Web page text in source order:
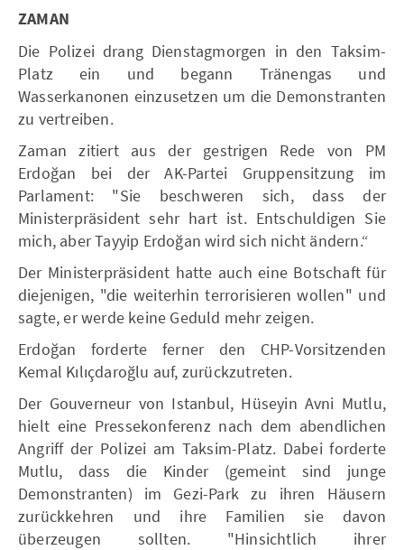
ZAMAN
Die Polizei drang Dienstagmorgen in den Taksim-
Platz ein und begann Tränengas und
Wasserkanonen einzusetzen um die Demonstranten
zu vertreiben.
Zaman zitiert aus der gestrigen Rede von PM
Erdoğan bei der AK-Partei Gruppensitzung im
Parlament: "Sie beschweren sich, dass der
Ministerpräsident sehr hart ist. Entschuldigen Sie
mich, aber Tayyip Erdoğan wird sich nicht ändern.“
Der Ministerpräsident hatte auch eine Botschaft für
diejenigen, "die weiterhin terrorisieren wollen" und
sagte, er werde keine Geduld mehr zeigen.
Erdoğan forderte ferner den CHP-Vorsitzenden
Kemal Kılıçdaroğlu auf, zurückzutreten.
Der Gouverneur von Istanbul, Hüseyin Avni Mutlu,
hielt eine Pressekonferenz nach dem abendlichen
Angriff der Polizei am Taksim-Platz. Dabei forderte
Mutlu, dass die Kinder (gemeint sind junge
Demonstranten) im Gezi-Park zu ihren Häusern
zurückkehren und ihre Familien sie davon
überzeugen sollten. "Hinsichtlich ihrer